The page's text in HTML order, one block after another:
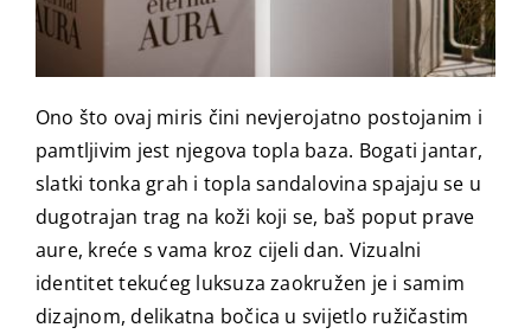
Ono što ovaj miris čini nevjerojatno postojanim i
pamtljivim jest njegova topla baza. Bogati jantar,
slatki tonka grah i topla sandalovina spajaju se u
dugotrajan trag na koži koji se, baš poput prave
aure, kreće s vama kroz cijeli dan. Vizualni
identitet tekućeg luksuza zaokružen je i samim
dizajnom, delikatna bočica u svijetlo ružičastim